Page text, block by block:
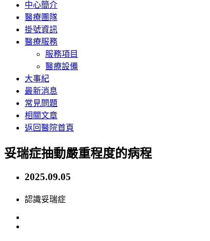
中心簡介
醫療團隊
掛號資訊
醫療服務
服務項目
醫療設備
大事紀
最新消息
常見問題
相關文章
返回醫院首頁
妥瑞症抽動嚴重程度的病程
2025.09.05
認識妥瑞症